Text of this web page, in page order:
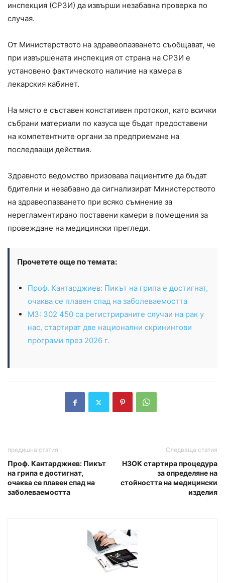
инспекция (СРЗИ) да извърши незабавна проверка по
случая.
От Министерството на здравеопазването съобщават, че
при извършената инспекция от страна на СРЗИ е
установено фактическото наличие на камера в
лекарския кабинет.
На място е съставен констативен протокол, като всички
събрани материали по казуса ще бъдат предоставени
на компетентните органи за предприемане на
последващи действия.
Здравното ведомство призовава пациентите да бъдат
бдителни и незабавно да сигнализират Министерството
на здравеопазването при всяко съмнение за
нерегламентирано поставени камери в помещения за
провеждане на медицински прегледи.
Прочетете още по темата:
Проф. Кантарджиев: Пикът на грипа е достигнат,
очаква се плавен спад на заболеваемостта
МЗ: 302 450 са регистрираните случаи на рак у
нас, стартират две национални скринингови
програми през 2026 г.
предишна статия
Проф. Кантарджиев: Пикът
на грипа е достигнат,
очаква се плавен спад на
заболеваемостта
Следваща статия
НЗОК стартира процедура
за определяне на
стойността на медицински
изделия